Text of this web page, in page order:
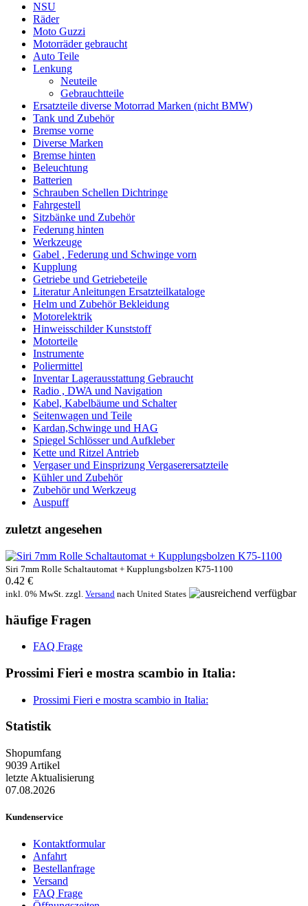
NSU
Räder
Moto Guzzi
Motorräder gebraucht
Auto Teile
Lenkung
Neuteile
Gebrauchtteile
Ersatzteile diverse Motorrad Marken (nicht BMW)
Tank und Zubehör
Bremse vorne
Diverse Marken
Bremse hinten
Beleuchtung
Batterien
Schrauben Schellen Dichtringe
Fahrgestell
Sitzbänke und Zubehör
Federung hinten
Werkzeuge
Gabel , Federung und Schwinge vorn
Kupplung
Getriebe und Getriebeteile
Literatur Anleitungen Ersatzteilkataloge
Helm und Zubehör Bekleidung
Motorelektrik
Hinweisschilder Kunststoff
Motorteile
Instrumente
Poliermittel
Inventar Lagerausstattung Gebraucht
Radio , DWA und Navigation
Kabel, Kabelbäume und Schalter
Seitenwagen und Teile
Kardan,Schwinge und HAG
Spiegel Schlösser und Aufkleber
Kette und Ritzel Antrieb
Vergaser und Einsprizung Vergaserersatzteile
Kühler und Zubehör
Zubehör und Werkzeug
Auspuff
zuletzt angesehen
Siri 7mm Rolle Schaltautomat + Kupplungsbolzen K75-1100
0.42 €
inkl. 0% MwSt. zzgl. Versand nach United States
häufige Fragen
FAQ Frage
Prossimi Fieri e mostra scambio in Italia:
Prossimi Fieri e mostra scambio in Italia:
Statistik
Shopumfang
9039 Artikel
letzte Aktualisierung
07.08.2026
Kundenservice
Kontaktformular
Anfahrt
Bestellanfrage
Versand
FAQ Frage